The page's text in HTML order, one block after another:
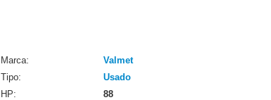
Marca:
Valmet
Tipo:
Usado
HP:
88